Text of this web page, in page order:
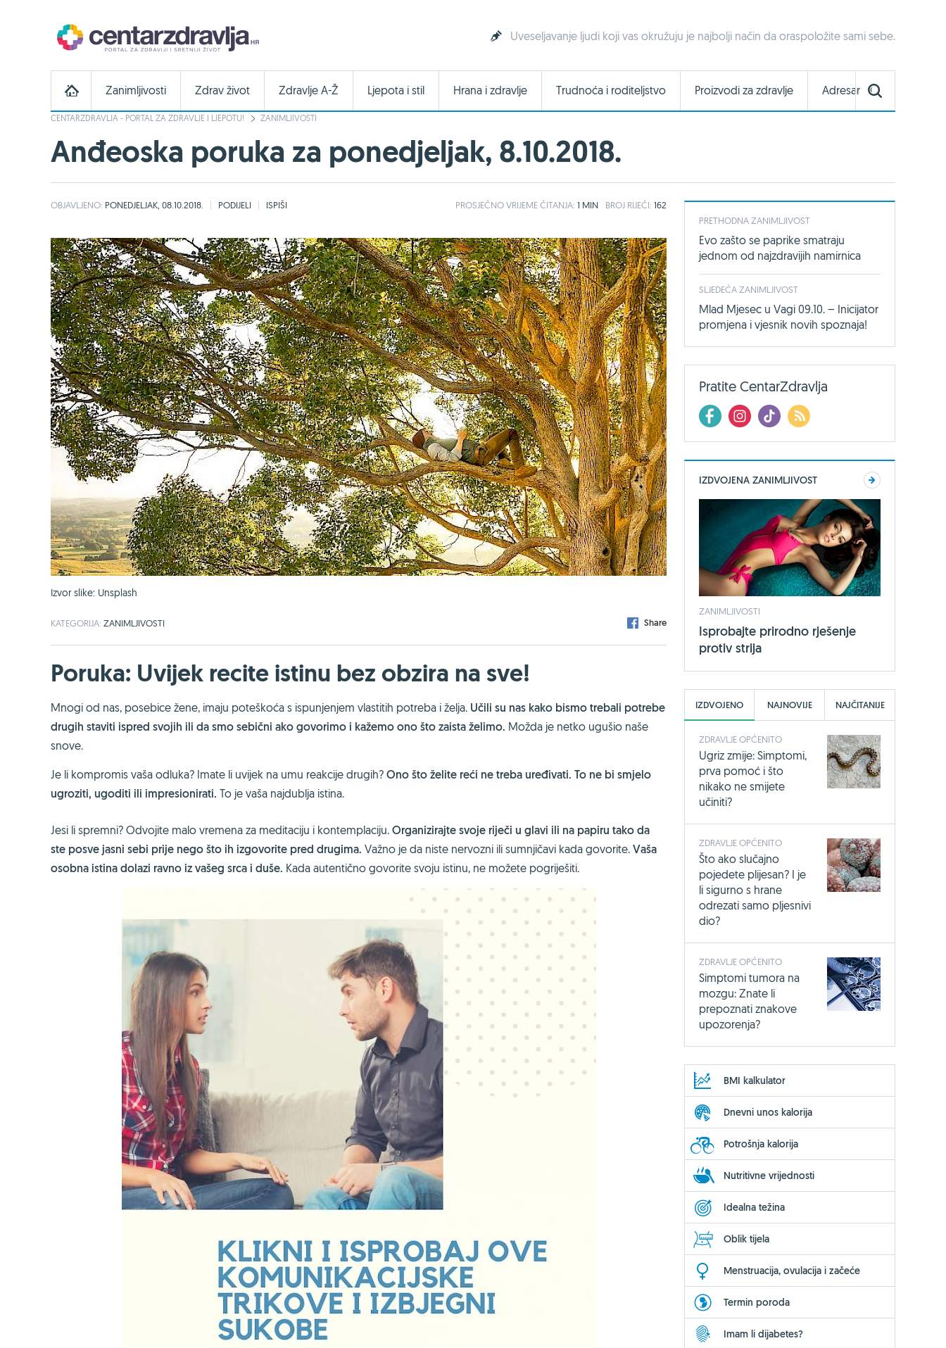
Uveseljavanje ljudi koji vas okružuju je najbolji način da oraspoložite sami sebe.
Zanimljivosti Zdrav život Zdravlje A-Ž Ljepota i stil Hrana i zdravlje Trudnoća i roditeljstvo Proizvodi za zdravlje Adresar
CENTARZDRAVLJA - PORTAL ZA ZDRAVLJE I LJEPOTU! ZANIMLJIVOSTI
Anđeoska poruka za ponedjeljak, 8.10.2018.
OBJAVLJENO: PONEDJELJAK, 08.10.2018. PODIJELI ISPIŠI PROSJEČNOVRIJEME ČITANJA: 1 MIN BROJ RIJEČI: 162
Izvor slike: Unsplash
KATEGORIJA: ZANIMLJIVOSTI Share
Poruka: Uvijek recite istinu bez obzira na sve!
Mnogi od nas, posebice žene, imaju poteškoća s ispunjenjem vlastitih potreba i želja. Učili su nas kako bismo trebali potrebe
drugih staviti ispred svojih ili da smo sebični ako govorimo i kažemo ono što zaista želimo. Možda je netko ugušio naše
snove.
Je li kompromis vaša odluka? Imate li uvijek na umu reakcije drugih? Ono što želite reći ne treba uređivati. To ne bi smjelo
ugroziti, ugoditi ili impresionirati. To je vaša najdublja istina.
Jesi li spremni? Odvojite malo vremena za meditaciju i kontemplaciju. Organizirajte svoje riječi u glavi ili na papiru tako da
ste posve jasni sebi prije nego što ih izgovorite pred drugima. Važno je da niste nervozni ili sumnjičavi kada govorite. Vaša
osobna istina dolazi ravno iz vašeg srca i duše. Kada autentično govorite svoju istinu, ne možete pogriješiti.
PRETHODNA ZANIMLJIVOST
Evo zašto se paprike smatraju
jednom od najzdravijih namirnica
SLJEDEĆA ZANIMLJIVOST
Mlad Mjesec u Vagi 09.10. – Inicijator
promjena i vjesnik novih spoznaja!
Pratite CentarZdravlja
IZDVOJENA ZANIMLJIVOST
ZANIMLJIVOSTI
Isprobajte prirodno rješenje
protiv strija
IZDVOJENO NAJNOVIJE NAJČITANIJE
ZDRAVLJE OPĆENITO
Ugriz zmije: Simptomi,
prva pomoć i što
nikako ne smijete
učiniti?
ZDRAVLJE OPĆENITO
Što ako slučajno
pojedete plijesan? I je
li sigurno s hrane
odrezati samo pljesnivi
dio?
ZDRAVLJE OPĆENITO
Simptomi tumora na
mozgu: Znate li
prepoznati znakove
upozorenja?
BMI kalkulator
Dnevni unos kalorija
Potrošnja kalorija
Nutritivne vrijednosti
Idealna težina
Oblik tijela
Menstruacija, ovulacija i začeće
Termin poroda
Imam li dijabetes?